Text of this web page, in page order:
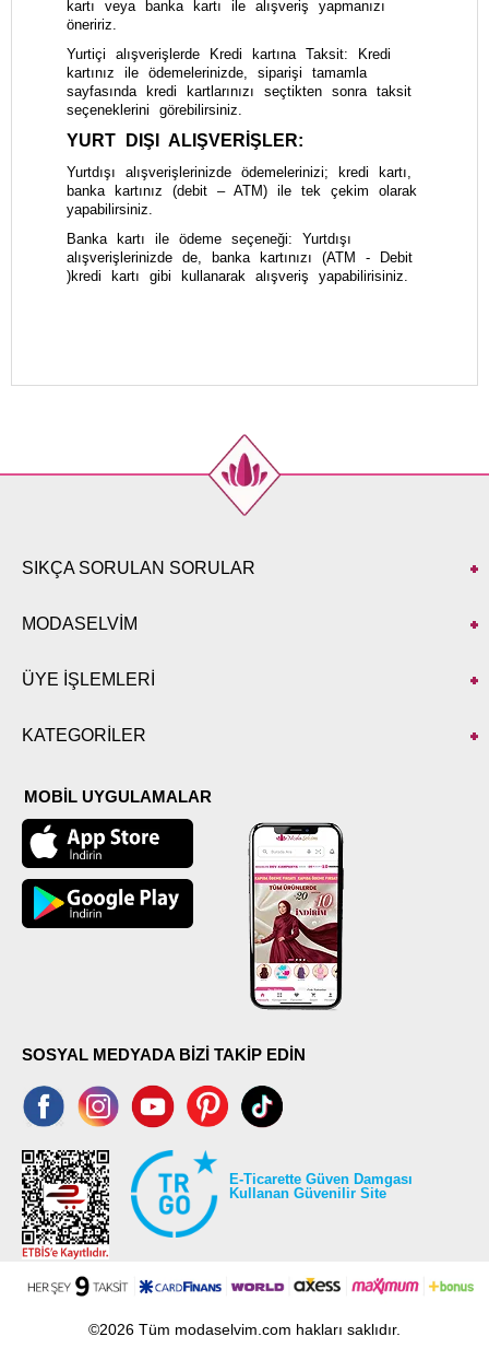
kartı veya banka kartı ile alışveriş yapmanızı
öneririz.
Yurtiçi alışverişlerde Kredi kartına Taksit: Kredi
kartınız ile ödemelerinizde, siparişi tamamla
sayfasında kredi kartlarınızı seçtikten sonra taksit
seçeneklerini görebilirsiniz.
YURT DIŞI ALIŞVERİŞLER:
Yurtdışı alışverişlerinizde ödemelerinizi; kredi kartı,
banka kartınız (debit – ATM) ile tek çekim olarak
yapabilirsiniz.
Banka kartı ile ödeme seçeneği: Yurtdışı
alışverişlerinizde de, banka kartınızı (ATM - Debit
)kredi kartı gibi kullanarak alışveriş yapabilirisiniz.
SIKÇA SORULAN SORULAR
MODASELVİM
ÜYE İŞLEMLERİ
KATEGORİLER
MOBİL UYGULAMALAR
SOSYAL MEDYADA BİZİ TAKİP EDİN
E-Ticarette Güven Damgası
Kullanan Güvenilir Site
©2026 Tüm modaselvim.com hakları saklıdır.